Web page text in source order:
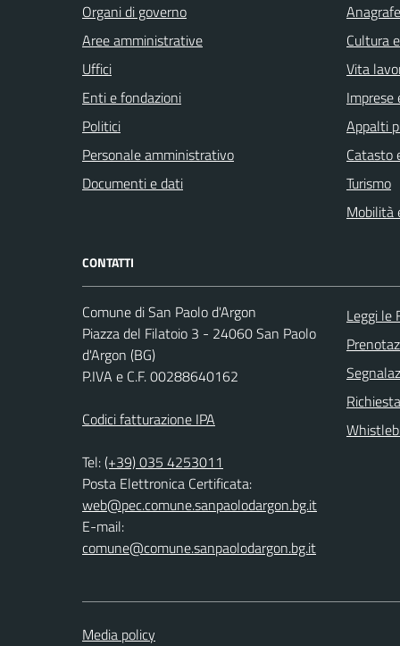
Organi di governo
Aree amministrative
Uffici
Enti e fondazioni
Politici
Personale amministrativo
Documenti e dati
Cultura
Vita
Imprese
Appalti
Catasto
Turismo
Mobilità
CONTATTI
Comune di San Paolo d'Argon
Piazza del Filatoio 3 - 24060 San Paolo
d'Argon (BG)
P.IVA e C.F. 00288640162
Codici fatturazione IPA
Tel:(+39) 035 4253011
Posta Elettronica Certificata:
web@pec.comune.sanpaolodargon.bg.it
E-mail:
comune@comune.sanpaolodargon.bg.it
Leggi le
Media policy